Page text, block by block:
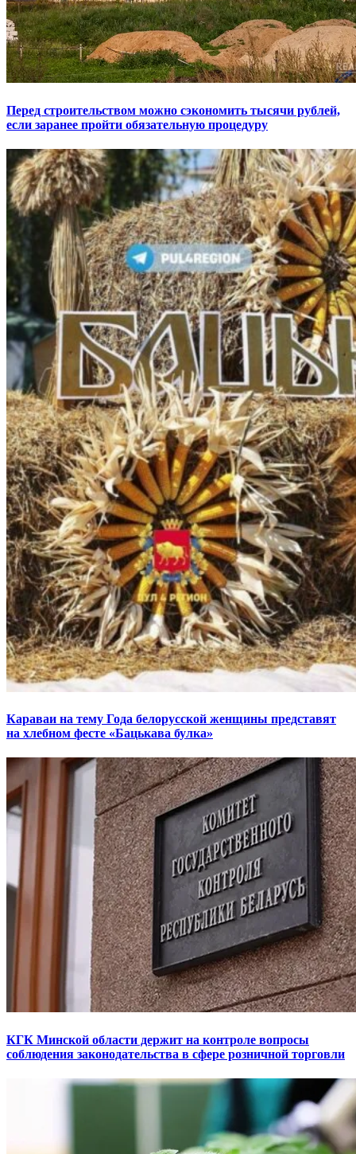
Перед строительством можно сэкономить тысячи рублей,
если заранее пройти обязательную процедуру
Караваи на тему Года белорусской женщины представят
на хлебном фесте «Бацькава булка»
КГК Минской области держит на контроле вопросы
соблюдения законодательства в сфере розничной торговли